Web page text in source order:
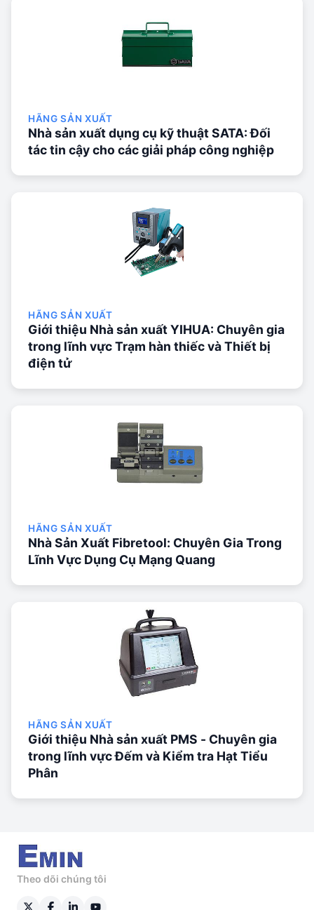
HÃNG SẢN XUẤT
Nhà sản xuất dụng cụ kỹ thuật SATA: Đối
tác tin cậy cho các giải pháp công nghiệp
HÃNG SẢN XUẤT
Giới thiệu Nhà sản xuất YIHUA: Chuyên gia
trong lĩnh vực Trạm hàn thiếc và Thiết bị
điện tử
HÃNG SẢN XUẤT
Nhà Sản Xuất Fibretool: Chuyên Gia Trong
Lĩnh Vực Dụng Cụ Mạng Quang
HÃNG SẢN XUẤT
Giới thiệu Nhà sản xuất PMS - Chuyên gia
trong lĩnh vực Đếm và Kiểm tra Hạt Tiểu
Phân
Theo dõi chúng tôi